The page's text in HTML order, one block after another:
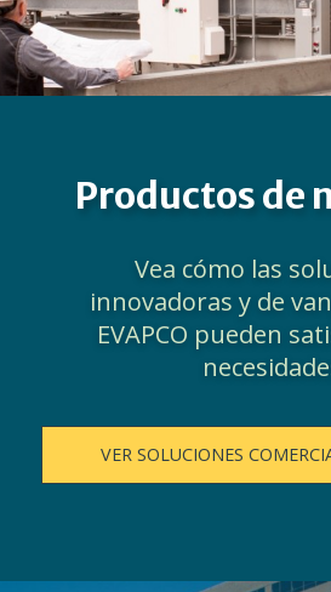
Productos de
Vea cómo las
innovadoras y de
EVAPCO pueden
VER SOLUCIONES